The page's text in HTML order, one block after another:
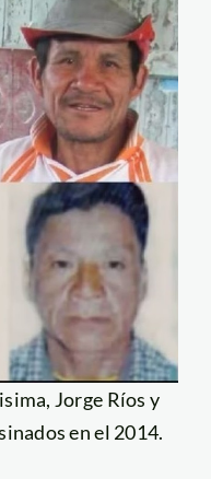
Jorge Ríos y
en el 2014.